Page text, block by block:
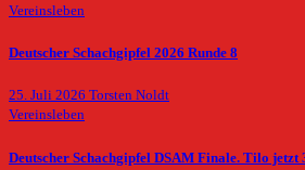
Vereinsleben
Deutscher Schachgipfel 2026 Runde 8
25. Juli 2026 Torsten Noldt
Vereinsleben
Deutscher Schachgipfel DSAM Finale. Tilo jetzt